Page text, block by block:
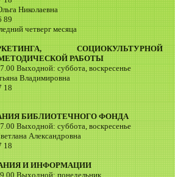
Николаевна
89
четверг месяца
СОЦИОКУЛЬТУРНОЙ
РАБОТЫ
Выходной: суббота, воскресенье
Владимировна
18
БИБЛИОТЕЧНОГО ФОНДА
Выходной: суббота, воскресенье
Александровна
18
И ИНФОРМАЦИИ
Выходной: понедельник